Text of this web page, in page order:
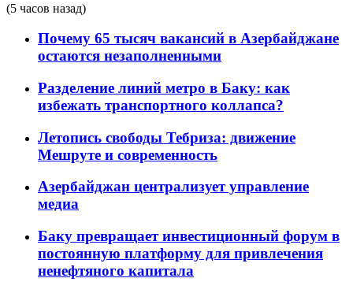
(5 часов назад)
Почему 65 тысяч вакансий в Азербайджане
остаются незаполненными
Разделение линий метро в Баку: как
избежать транспортного коллапса?
Летопись свободы Тебриза: движение
Мешруте и современность
Азербайджан централизует управление
медиа
Баку превращает инвестиционный форум в
постоянную платформу для привлечения
ненефтяного капитала